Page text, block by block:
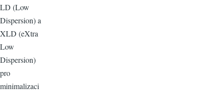
LD (Low
Dispersion) a
XLD (eXtra
Low
Dispersion)
pro
minimalizaci